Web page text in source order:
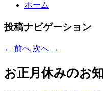
ホーム
投稿ナビゲーション
← 前へ 次へ →
お正月休みのお